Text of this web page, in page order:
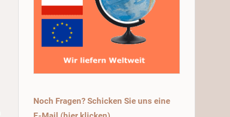
Noch Fragen? Schicken Sie uns eine